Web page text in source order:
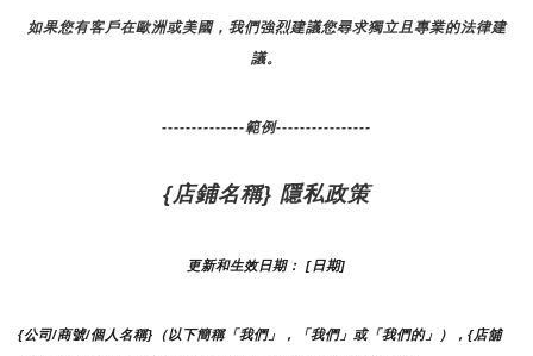
如果您有客戶在歐洲或美國，我們強烈建議您尋求獨立且專業的法律建
議。
--------------範例----------------
{店鋪名稱} 隱私政策
更新和生效日期： [日期]
{公司/商號/個人名稱}（以下簡稱「我們」，「我們」或「我們的」），{店舖